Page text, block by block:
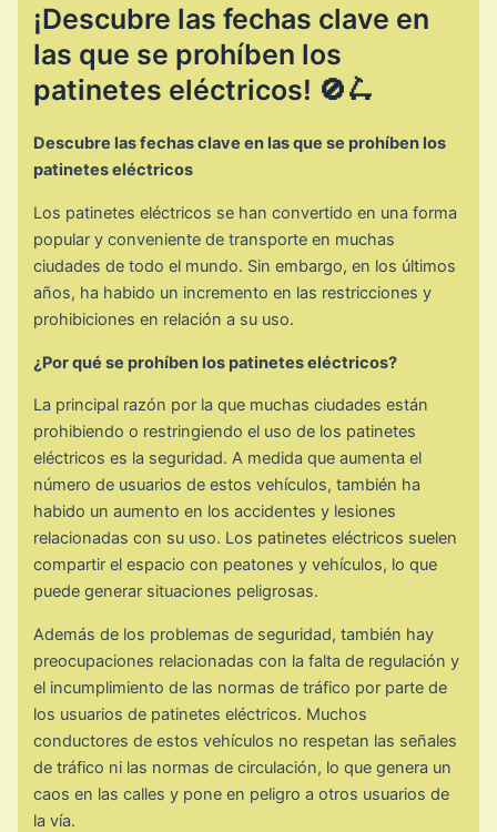
¡Descubre las fechas clave en
las que se prohíben los
patinetes eléctricos! 🚫🛴
Descubre las fechas clave en las que se prohíben los
patinetes eléctricos
Los patinetes eléctricos se han convertido en una forma
popular y conveniente de transporte en muchas
ciudades de todo el mundo. Sin embargo, en los últimos
años, ha habido un incremento en las restricciones y
prohibiciones en relación a su uso.
¿Por qué se prohíben los patinetes eléctricos?
La principal razón por la que muchas ciudades están
prohibiendo o restringiendo el uso de los patinetes
eléctricos es la seguridad. A medida que aumenta el
número de usuarios de estos vehículos, también ha
habido un aumento en los accidentes y lesiones
relacionadas con su uso. Los patinetes eléctricos suelen
compartir el espacio con peatones y vehículos, lo que
puede generar situaciones peligrosas.
Además de los problemas de seguridad, también hay
preocupaciones relacionadas con la falta de regulación y
el incumplimiento de las normas de tráfico por parte de
los usuarios de patinetes eléctricos. Muchos
conductores de estos vehículos no respetan las señales
de tráfico ni las normas de circulación, lo que genera un
caos en las calles y pone en peligro a otros usuarios de
la vía.